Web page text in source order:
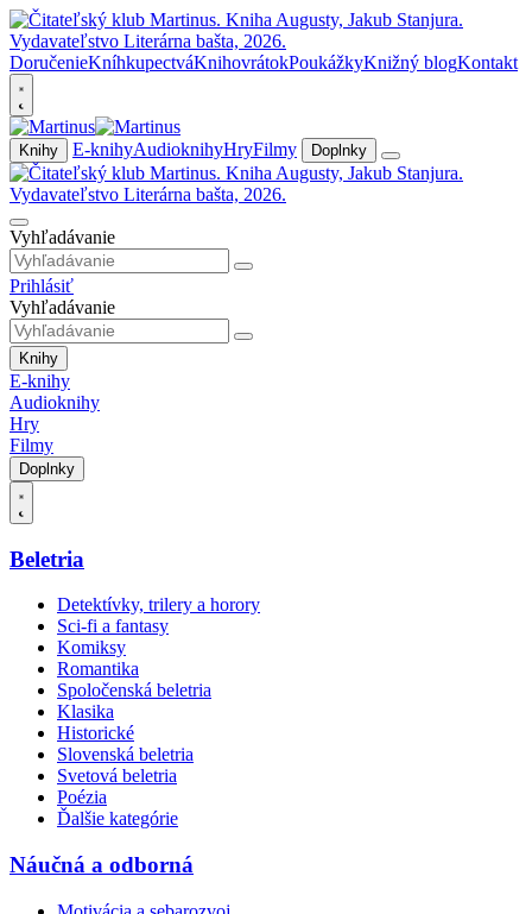
DoručenieKníhkupectváKnihovrátokPoukážkyKnižný blogKontakt
Knihy E-knihyAudioknihyHryFilmy Doplnky
Vyhľadávanie
Prihlásiť
Vyhľadávanie
Knihy
E-knihy
Audioknihy
Hry
Filmy
Doplnky
Beletria
Detektívky, trilery a horory
Sci-fi a fantasy
Komiksy
Romantika
Spoločenská beletria
Klasika
Historické
Slovenská beletria
Svetová beletria
Poézia
Ďalšie kategórie
Náučná a odborná